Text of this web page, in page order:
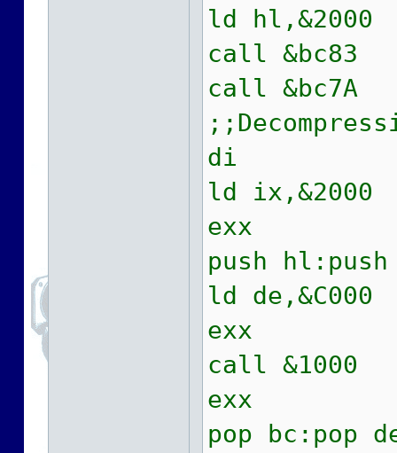
ld hl,&2000
call &bc83
call &bc7A
di
ld
exx
push
ld
exx
call &1000
exx
pop bc:pop